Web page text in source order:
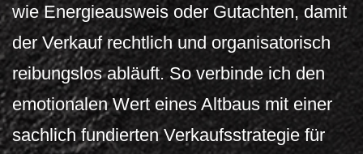
wie Energieausweis oder Gutachten, damit
der Verkauf rechtlich und organisatorisch
reibungslos abläuft. So verbinde ich den
emotionalen Wert eines Altbaus mit einer
sachlich fundierten Verkaufsstrategie für